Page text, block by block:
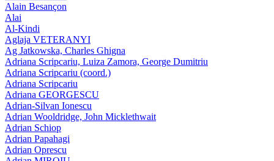
Alain Besançon
Alai
Al-Kindi
Aglaja VETERANYI
Ag Jatkowska, Charles Ghigna
Adriana Scripcariu, Luiza Zamora, George Dumitriu
Adriana Scripcariu (coord.)
Adriana Scripcariu
Adriana GEORGESCU
Adrian-Silvan Ionescu
Adrian Wooldridge, John Micklethwait
Adrian Schiop
Adrian Papahagi
Adrian Oprescu